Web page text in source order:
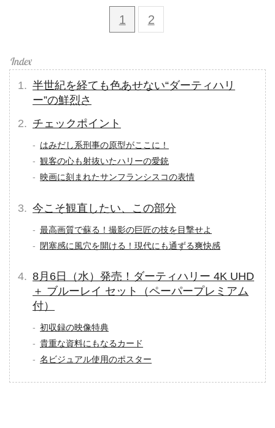
1 2
半世紀を経ても色あせない“ダーティハリ
ー”の鮮烈さ
チェックポイント
はみだし系刑事の原型がここに！
観客の心も射抜いたハリーの愛銃
映画に刻まれたサンフランシスコの表情
今こそ観直したい、この部分
最高画質で蘇る！撮影の巨匠の技を目撃せよ
閉塞感に風穴を開ける！現代にも通ずる爽快感
8月6日（水）発売！ダーティハリー 4K UHD
＋ ブルーレイ セット（ペーパープレミアム
付）
初収録の映像特典
貴重な資料にもなるカード
名ビジュアル使用のポスター